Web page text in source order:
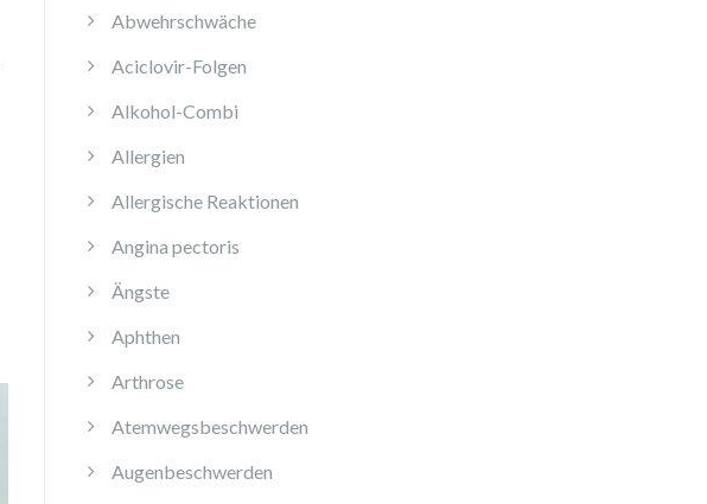
Abwehrschwäche
Aciclovir-Folgen
Alkohol-Combi
Allergien
Allergische Reaktionen
Angina pectoris
Ängste
Aphthen
Arthrose
Atemwegsbeschwerden
Augenbeschwerden